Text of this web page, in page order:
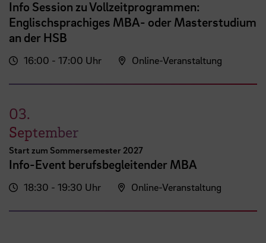
Info Session zu Vollzeitprogrammen:
Englischsprachiges MBA- oder Masterstudium
an der HSB
16:00 - 17:00 Uhr Online-Veranstaltung
03.
September
Start zum Sommersemester 2027
Info-Event berufsbegleitender MBA
18:30 - 19:30 Uhr Online-Veranstaltung